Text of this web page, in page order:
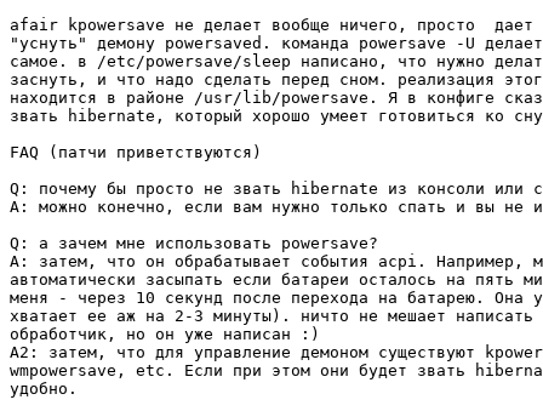
afair kpowersave не делает вообще ничего, просто  дает
"уснуть" демону powersaved. команда powersave -U
самое. в /etc/powersave/sleep написано, что нужно
заснуть, и что надо сделать перед сном. реализация
находится в районе /usr/lib/powersave. Я в конфиге
звать hibernate, который хорошо умеет готовиться ко
FAQ (патчи приветствуются)
Q: почему бы просто не звать hibernate из консоли или
A: можно конечно, если вам нужно только спать и вы не
Q: а зачем мне использовать powersave?
A: затем, что он обрабатывает события acpi. Например,
автоматически засыпать если батареи осталось на пять
меня - через 10 секунд после перехода на батарею. Она
хватает ее аж на 2-3 минуты). ничто не мешает написать
обработчик, но он уже написан :)
A2: затем, что для управление демоном существуют
wmpowersave, etc. Если при этом они будет звать
удобно.